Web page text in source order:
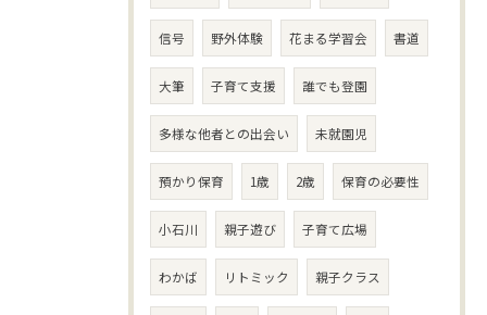
信号 野外体験 花まる学習会 書道
大筆 子育て支援 誰でも登園
多様な他者との出会い 未就園児
預かり保育 1歳 2歳 保育の必要性
小石川 親子遊び 子育て広場
わかば リトミック 親子クラス